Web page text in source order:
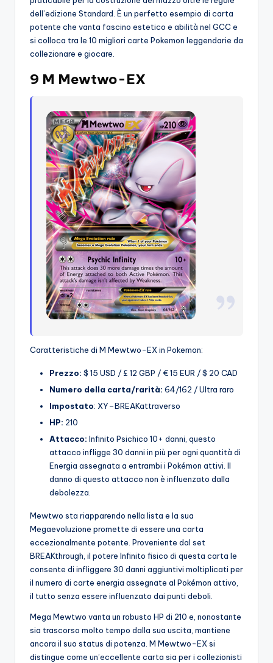
dell’edizione Standard. È un perfetto esempio di carta
potente che vanta fascino estetico e abilità nel GCC e
si colloca tra le 10 migliori carte Pokemon leggendarie da
collezionare e giocare.
9 M Mewtwo-EX
Caratteristiche di M Mewtwo-EX in Pokemon:
Prezzo: $ 15 USD / £ 12 GBP / € 15 EUR / $ 20 CAD
Numero della carta/rarità: 64/162 / Ultra raro
Impostato: XY–BREAKattraverso
HP: 210
Attacco: Infinito Psichico 10+ danni, questo
attacco infligge 30 danni in più per ogni quantità di
Energia assegnata a entrambi i Pokémon attivi. Il
danno di questo attacco non è influenzato dalla
debolezza.
Mewtwo sta riapparendo nella lista e la sua
Megaevoluzione promette di essere una carta
eccezionalmente potente. Proveniente dal set
BREAKthrough, il potere Infinito fisico di questa carta le
consente di infliggere 30 danni aggiuntivi moltiplicati per
il numero di carte energia assegnate al Pokémon attivo,
il tutto senza essere influenzato dai punti deboli.
Mega Mewtwo vanta un robusto HP di 210 e, nonostante
sia trascorso molto tempo dalla sua uscita, mantiene
ancora il suo status di potenza. M Mewtwo-EX si
distingue come un’eccellente carta sia per i collezionisti